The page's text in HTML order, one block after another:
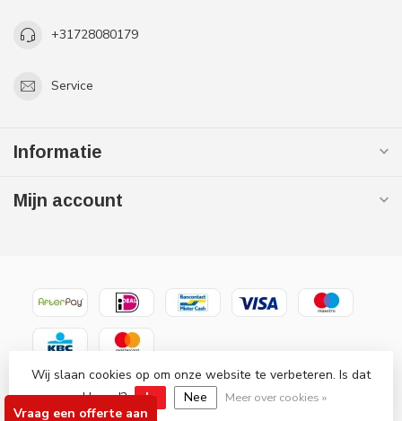
Vraag een offerte aan
+31728080179
Service
Informatie
Mijn account
© Copyright 2026 Gaslooswonen .nl - Grootste in elektrische
verwarming Officiële Quality Heating
Wij slaan cookies op om onze website te verbeteren. Is dat
akkoord?
Ja Nee Meer over cookies »